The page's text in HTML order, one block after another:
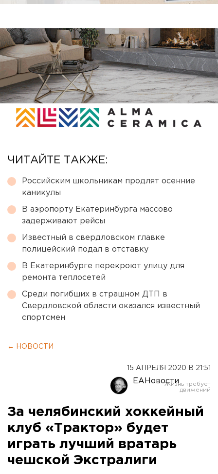
ЧИТАЙТЕ ТАКЖЕ:
Российским школьникам продлят осенние
каникулы
В аэропорту Екатеринбурга массово
задерживают рейсы
Известный в свердловском главке
полицейский подал в отставку
В Екатеринбурге перекроют улицу для
ремонта теплосетей
Среди погибших в страшном ДТП в
Свердловской области оказался известный
спортсмен
← НОВОСТИ
15 АПРЕЛЯ 2020 В 21:51
ЕАНовости
За челябинский хоккейный
клуб «Трактор» будет
играть лучший вратарь
чешской Экстралиги